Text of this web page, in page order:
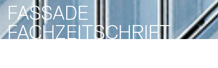
FASSADE
FACH­ZEITSCHRIFT